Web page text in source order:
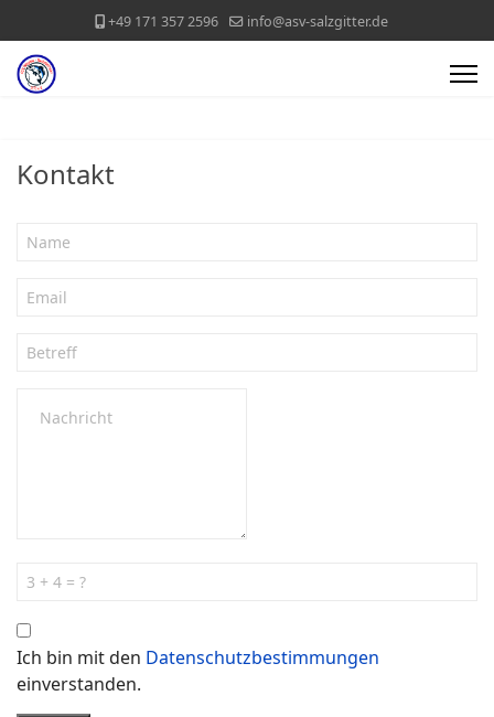
+49 171 357 2596 info@asv-salzgitter.de
Kontakt
Ich bin mit den Datenschutzbestimmungen
einverstanden.